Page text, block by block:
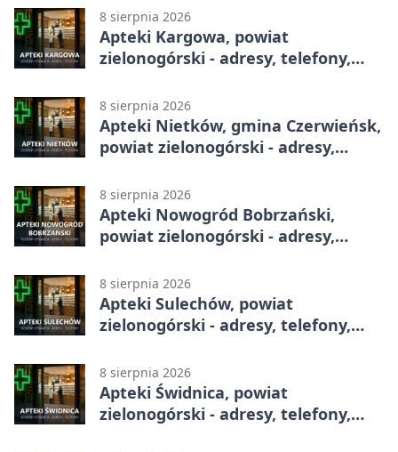
8 sierpnia 2026
Apteki Kargowa, powiat
zielonogórski - adresy, telefony,
8 sierpnia 2026
Apteki Nietków, gmina Czerwieńsk,
powiat zielonogórski - adresy,
8 sierpnia 2026
Apteki Nowogród Bobrzański,
powiat zielonogórski - adresy,
8 sierpnia 2026
Apteki Sulechów, powiat
zielonogórski - adresy, telefony,
8 sierpnia 2026
Apteki Świdnica, powiat
zielonogórski - adresy, telefony,